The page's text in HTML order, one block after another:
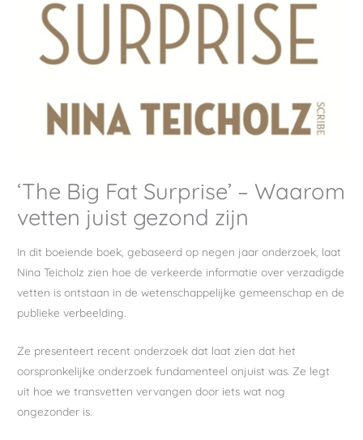
‘The Big Fat Surprise’ – Waarom
vetten juist gezond zijn
In dit boeiende boek, gebaseerd op negen jaar onderzoek, laat
Nina Teicholz zien hoe de verkeerde informatie over verzadigde
vetten is ontstaan ​​in de wetenschappelijke gemeenschap en de
publieke verbeelding.
Ze presenteert recent onderzoek dat laat zien dat het
oorspronkelijke onderzoek fundamenteel onjuist was. Ze legt
uit hoe we transvetten vervangen door iets wat nog
ongezonder is.